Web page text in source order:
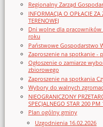
Regionalny Zarząd
INFORMACJA O OPŁACIE ZA
TERENOWEJ
Dni wolne dla pracowników
roku
Państwowe Gospodarstwo
Zaproszenie na spotkanie -
Ogłoszenie o zamiarze
zbiorowego
Zaproszenie na spotkania
Wybory do walnych
NIEOGRANICZONY
SPECJALNEGO STAR 200 PM
Plan ogólny gminy
Uzgodnienia 16.02.2026